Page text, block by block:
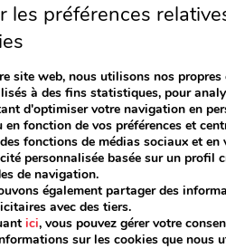
les préférences
site web, nous utilisons nos propres
à des fins statistiques, pour
d'optimiser votre navigation en
en fonction de vos préférences et
fonctions de médias sociaux et en
personnalisée basée sur un profil
de navigation.
également partager des
avec des tiers.
ici, vous pouvez gérer votre
sur les cookies que nous